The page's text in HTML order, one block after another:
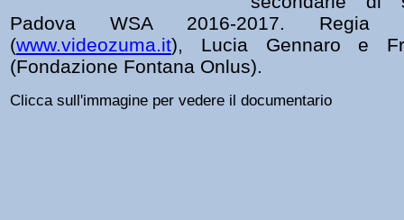
Padova WSA 2016-2017.
(www.videozuma.it), Lucia Gennaro e
(Fondazione Fontana Onlus).
Clicca sull'immagine per vedere il documentario